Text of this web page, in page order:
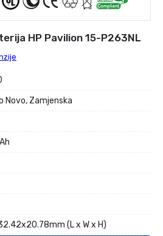
HP Pavilion 15-P263NL
Novo, Zamjenska
(L x W x H)